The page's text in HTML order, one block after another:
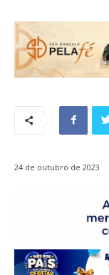
24 de outubro de 2023